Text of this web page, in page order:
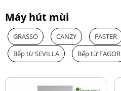
Máy hút mùi
GRASSO CANZY FASTER
Bếp từ SEVILLA
Bếp từ FAGOR